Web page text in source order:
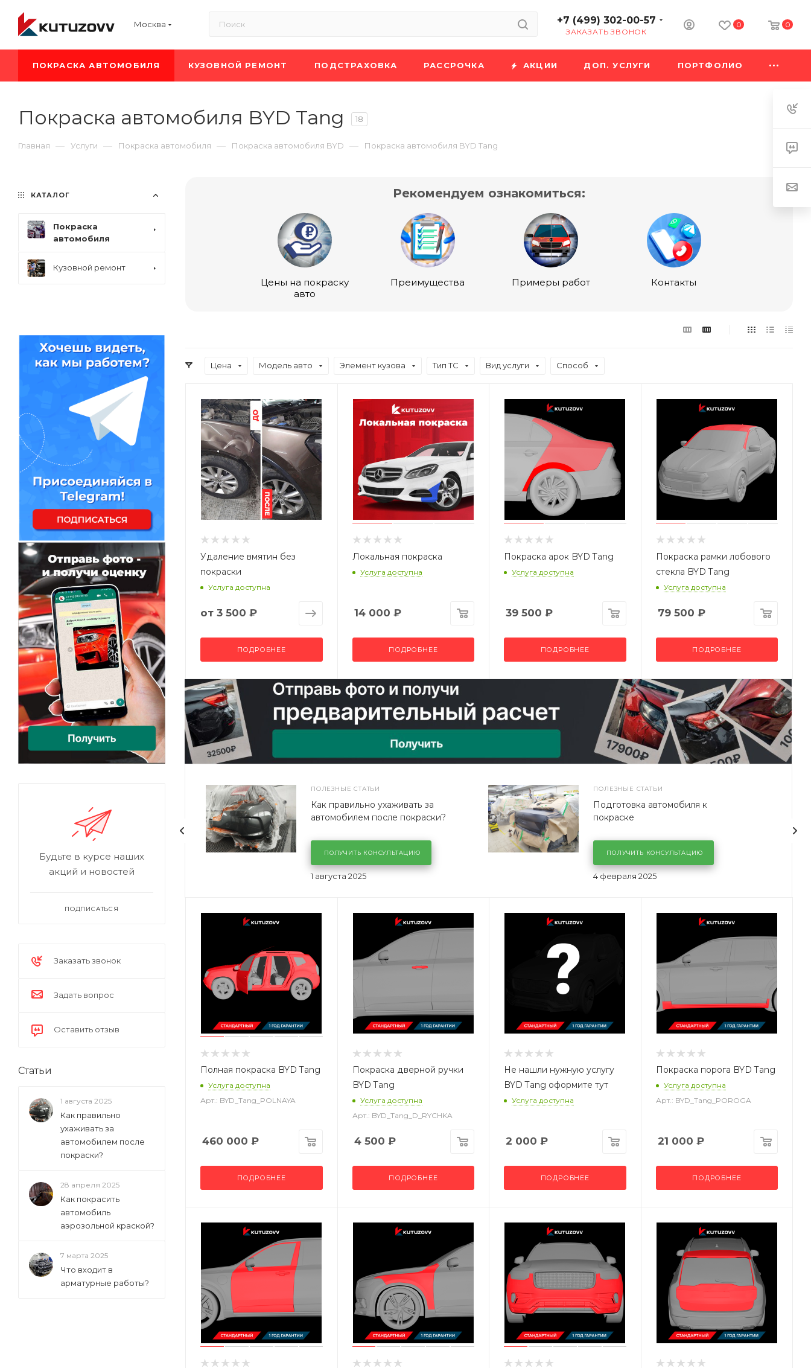
Москва +7 (499) 302-00-57
ЗАКАЗАТЬ ЗВОНОК
0 0
ПОКРАСКА АВТОМОБИЛЯ КУЗОВНОЙ РЕМОНТ ПОДСТРАХОВКА РАССРОЧКА АКЦИИ ДОП. УСЛУГИ ПОРТФОЛИО
Покраска автомобиля BYD Tang 18
Главная — Услуги — Покраска автомобиля — Покраска автомобиля BYD — Покраска автомобиля BYD Tang
Рекомендуем ознакомиться:
Цены на покраску
авто
Преимущества Примеры работ Контакты
Цена Модель авто Элемент кузова Тип ТС Вид услуги Способ
Удаление вмятин без
покраски
Услуга доступна
от 3 500 ₽
ПОДРОБНЕЕ
Локальная покраска
Услуга доступна
14 000 ₽
ПОДРОБНЕЕ
Покраска арок BYD Tang
Услуга доступна
39 500 ₽
ПОДРОБНЕЕ
Покраска рамки лобового
стекла BYD Tang
Услуга доступна
79 500 ₽
ПОДРОБНЕЕ
ПОЛЕЗНЫЕ СТАТЬИ
1 августа 2025
Как правильно ухаживать за
автомобилем после покраски?
ПОЛУЧИТЬ КОНСУЛЬТАЦИЮ
ПОЛЕЗНЫЕ СТАТЬИ
4 февраля 2025
Подготовка автомобиля к
покраске
ПОЛУЧИТЬ КОНСУЛЬТАЦИЮ
Полная покраска BYD Tang
Услуга доступна
Арт.: BYD_Tang_POLNAYA
460 000 ₽
ПОДРОБНЕЕ
Покраска дверной ручки
BYD Tang
Услуга доступна
Арт.: BYD_Tang_D_RYCHKA
4 500 ₽
ПОДРОБНЕЕ
Не нашли нужную услугу
BYD Tang оформите тут
Услуга доступна
2 000 ₽
ПОДРОБНЕЕ
Покраска порога BYD Tang
Услуга доступна
Арт.: BYD_Tang_POROGA
21 000 ₽
ПОДРОБНЕЕ
КАТАЛОГ
Покраска
автомобиля
Кузовной ремонт
Будьте в курсе наших
акций и новостей
ПОДПИСАТЬСЯ
Заказать звонок
Задать вопрос
Оставить отзыв
Статьи
1 августа 2025
Как правильно
ухаживать за
автомобилем после
покраски?
28 апреля 2025
Как покрасить
автомобиль
аэрозольной краской?
7 марта 2025
Что входит в
арматурные работы?